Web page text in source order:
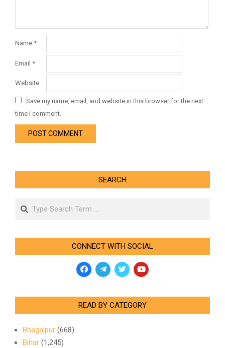
Name *
Email *
Website
Save my name, email, and website in this browser for the next
time I comment.
SEARCH
Search
CONNECT WITH SOCIAL
READ BY CATEGORY
Bhagalpur (668)
Bihar (1,245)